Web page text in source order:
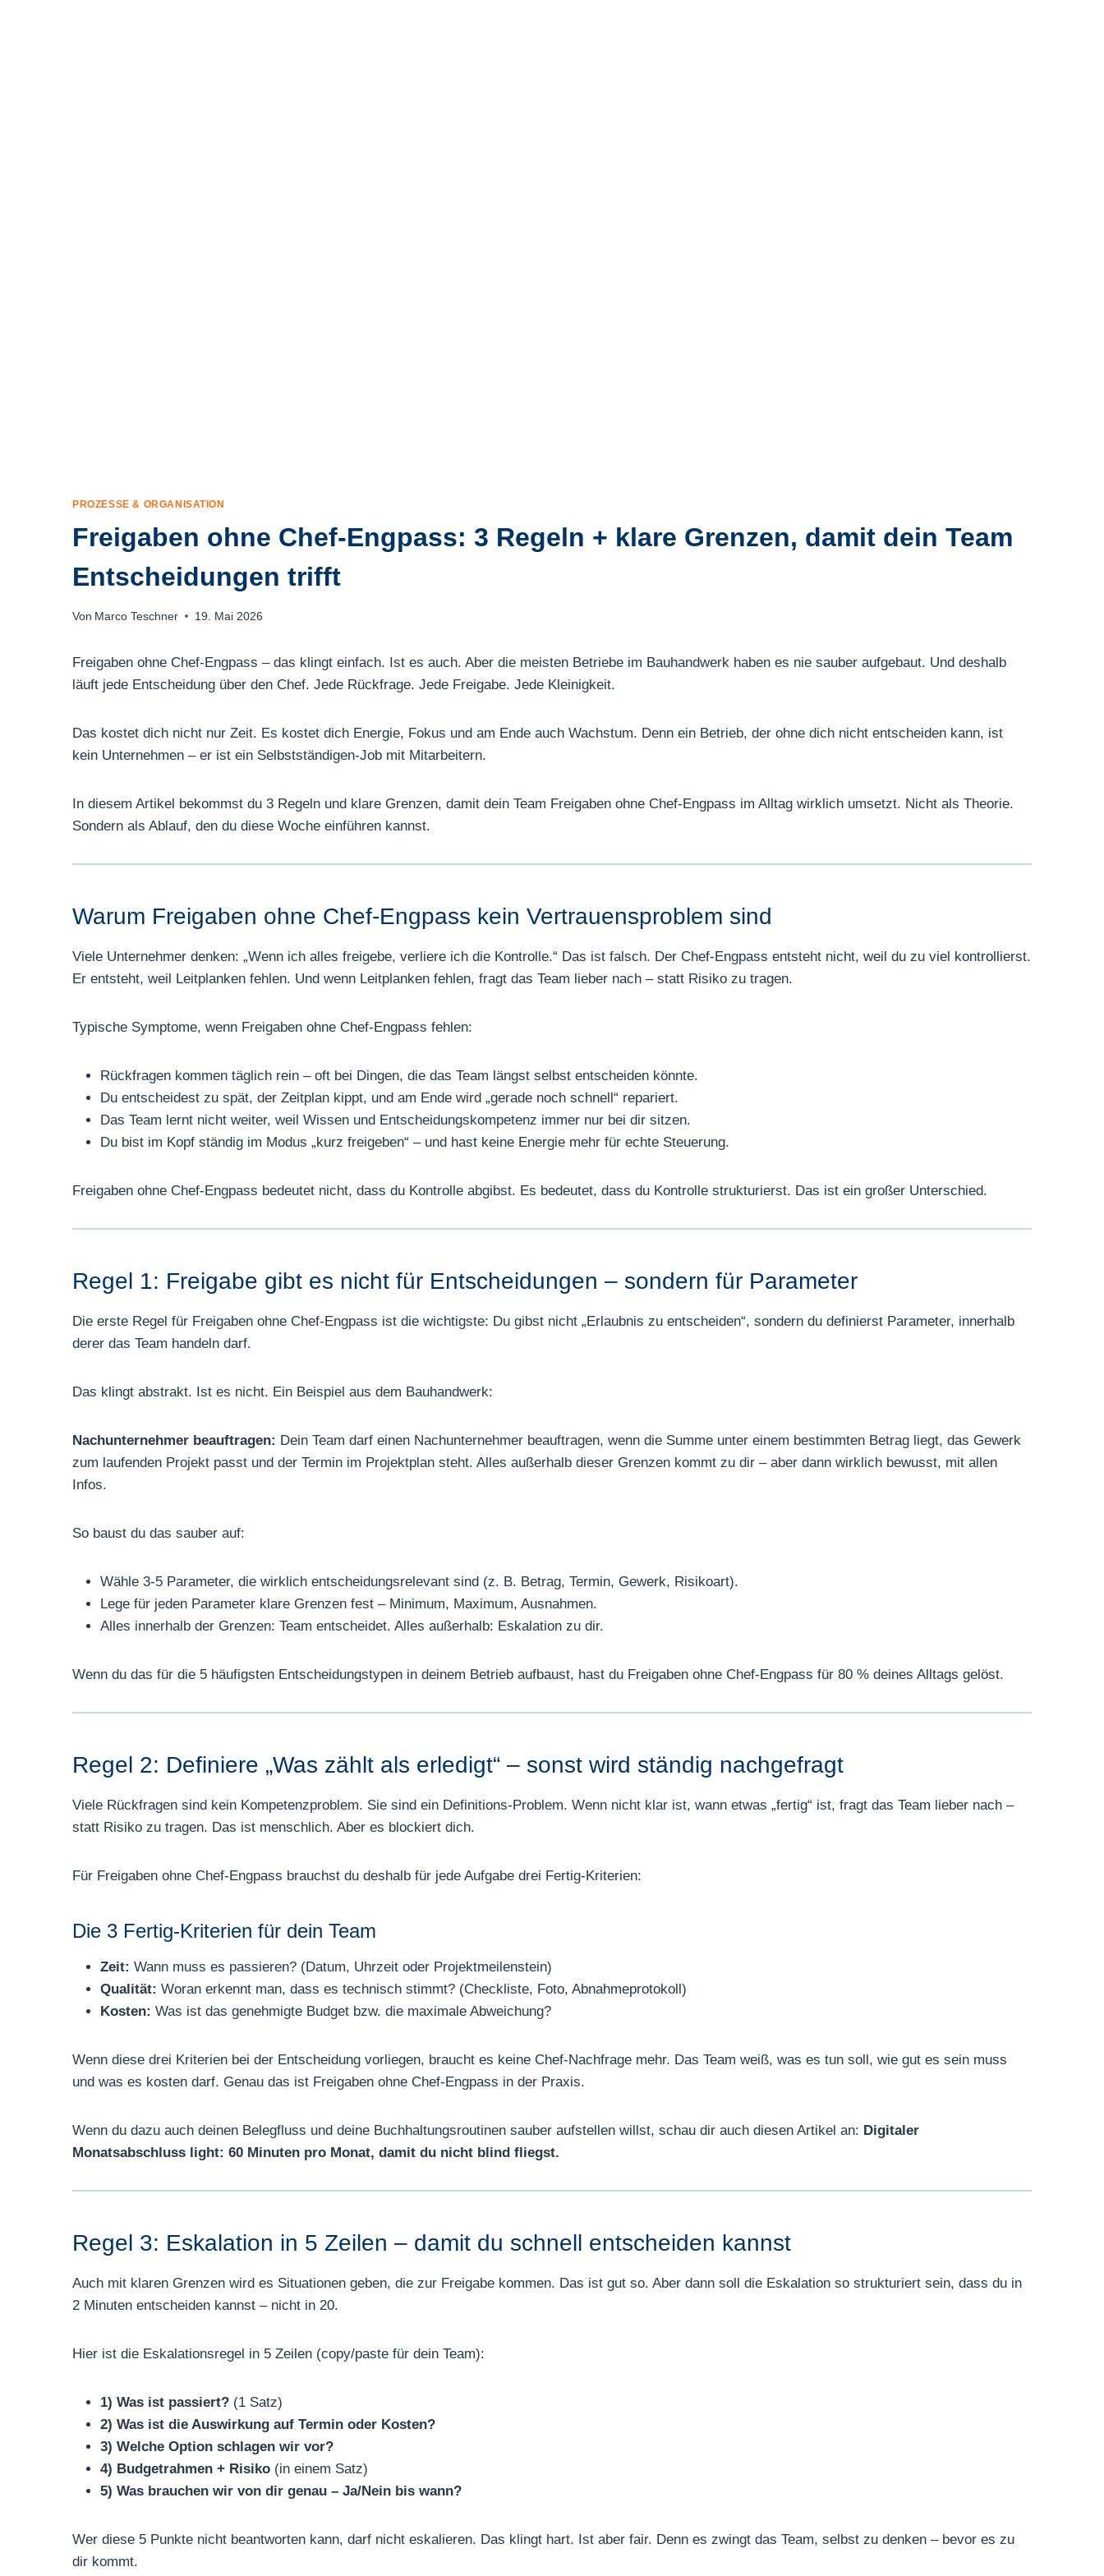
PROZESSE & ORGANISATION
Freigaben ohne Chef-Engpass: 3 Regeln + klare Grenzen, damit dein Team
Entscheidungen trifft
Von Marco Teschner 19. Mai 2026
Freigaben ohne Chef-Engpass – das klingt einfach. Ist es auch. Aber die meisten Betriebe im Bauhandwerk haben es nie sauber aufgebaut. Und deshalb
läuft jede Entscheidung über den Chef. Jede Rückfrage. Jede Freigabe. Jede Kleinigkeit.
Das kostet dich nicht nur Zeit. Es kostet dich Energie, Fokus und am Ende auch Wachstum. Denn ein Betrieb, der ohne dich nicht entscheiden kann, ist
kein Unternehmen – er ist ein Selbstständigen-Job mit Mitarbeitern.
In diesem Artikel bekommst du 3 Regeln und klare Grenzen, damit dein Team Freigaben ohne Chef-Engpass im Alltag wirklich umsetzt. Nicht als Theorie.
Sondern als Ablauf, den du diese Woche einführen kannst.
Warum Freigaben ohne Chef-Engpass kein Vertrauensproblem sind
Viele Unternehmer denken: „Wenn ich alles freigebe, verliere ich die Kontrolle.“ Das ist falsch. Der Chef-Engpass entsteht nicht, weil du zu viel kontrollierst.
Er entsteht, weil Leitplanken fehlen. Und wenn Leitplanken fehlen, fragt das Team lieber nach – statt Risiko zu tragen.
Typische Symptome, wenn Freigaben ohne Chef-Engpass fehlen:
Rückfragen kommen täglich rein – oft bei Dingen, die das Team längst selbst entscheiden könnte.
Du entscheidest zu spät, der Zeitplan kippt, und am Ende wird „gerade noch schnell“ repariert.
Das Team lernt nicht weiter, weil Wissen und Entscheidungskompetenz immer nur bei dir sitzen.
Du bist im Kopf ständig im Modus „kurz freigeben“ – und hast keine Energie mehr für echte Steuerung.
Freigaben ohne Chef-Engpass bedeutet nicht, dass du Kontrolle abgibst. Es bedeutet, dass du Kontrolle strukturierst. Das ist ein großer Unterschied.
Regel 1: Freigabe gibt es nicht für Entscheidungen – sondern für Parameter
Die erste Regel für Freigaben ohne Chef-Engpass ist die wichtigste: Du gibst nicht „Erlaubnis zu entscheiden“, sondern du definierst Parameter, innerhalb
derer das Team handeln darf.
Das klingt abstrakt. Ist es nicht. Ein Beispiel aus dem Bauhandwerk:
Nachunternehmer beauftragen: Dein Team darf einen Nachunternehmer beauftragen, wenn die Summe unter einem bestimmten Betrag liegt, das Gewerk
zum laufenden Projekt passt und der Termin im Projektplan steht. Alles außerhalb dieser Grenzen kommt zu dir – aber dann wirklich bewusst, mit allen
Infos.
So baust du das sauber auf:
Wähle 3-5 Parameter, die wirklich entscheidungsrelevant sind (z. B. Betrag, Termin, Gewerk, Risikoart).
Lege für jeden Parameter klare Grenzen fest – Minimum, Maximum, Ausnahmen.
Alles innerhalb der Grenzen: Team entscheidet. Alles außerhalb: Eskalation zu dir.
Wenn du das für die 5 häufigsten Entscheidungstypen in deinem Betrieb aufbaust, hast du Freigaben ohne Chef-Engpass für 80 % deines Alltags gelöst.
Regel 2: Definiere „Was zählt als erledigt“ – sonst wird ständig nachgefragt
Viele Rückfragen sind kein Kompetenzproblem. Sie sind ein Definitions-Problem. Wenn nicht klar ist, wann etwas „fertig“ ist, fragt das Team lieber nach –
statt Risiko zu tragen. Das ist menschlich. Aber es blockiert dich.
Für Freigaben ohne Chef-Engpass brauchst du deshalb für jede Aufgabe drei Fertig-Kriterien:
Die 3 Fertig-Kriterien für dein Team
Zeit: Wann muss es passieren? (Datum, Uhrzeit oder Projektmeilenstein)
Qualität: Woran erkennt man, dass es technisch stimmt? (Checkliste, Foto, Abnahmeprotokoll)
Kosten: Was ist das genehmigte Budget bzw. die maximale Abweichung?
Wenn diese drei Kriterien bei der Entscheidung vorliegen, braucht es keine Chef-Nachfrage mehr. Das Team weiß, was es tun soll, wie gut es sein muss
und was es kosten darf. Genau das ist Freigaben ohne Chef-Engpass in der Praxis.
Wenn du dazu auch deinen Belegfluss und deine Buchhaltungsroutinen sauber aufstellen willst, schau dir auch diesen Artikel an: Digitaler
Monatsabschluss light: 60 Minuten pro Monat, damit du nicht blind fliegst.
Regel 3: Eskalation in 5 Zeilen – damit du schnell entscheiden kannst
Auch mit klaren Grenzen wird es Situationen geben, die zur Freigabe kommen. Das ist gut so. Aber dann soll die Eskalation so strukturiert sein, dass du in
2 Minuten entscheiden kannst – nicht in 20.
Hier ist die Eskalationsregel in 5 Zeilen (copy/paste für dein Team):
1) Was ist passiert? (1 Satz)
2) Was ist die Auswirkung auf Termin oder Kosten?
3) Welche Option schlagen wir vor?
4) Budgetrahmen + Risiko (in einem Satz)
5) Was brauchen wir von dir genau – Ja/Nein bis wann?
Wer diese 5 Punkte nicht beantworten kann, darf nicht eskalieren. Das klingt hart. Ist aber fair. Denn es zwingt das Team, selbst zu denken – bevor es zu
dir kommt.